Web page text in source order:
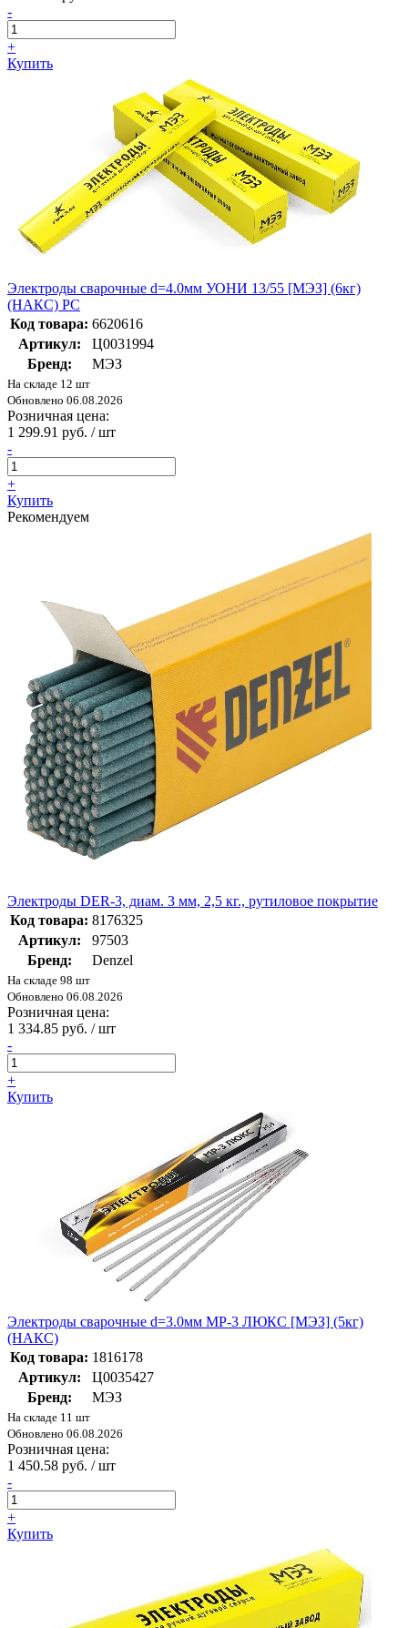
-
+
Купить
Электроды сварочные d=4.0мм УОНИ 13/55 [МЭЗ] (6кг)
(НАКС) РС
Код товара: 6620616
Артикул:
Ц0031994
Бренд:
МЭЗ
На складе 12 шт
Обновлено 06.08.2026
Розничная цена:
1 299.91 руб. / шт
-
+
Купить
Рекомендуем
Электроды DER-3, диам. 3 мм, 2,5 кг., рутиловое покрытие
Код товара: 8176325
Артикул:
97503
Бренд:
Denzel
На складе 98 шт
Обновлено 06.08.2026
Розничная цена:
1 334.85 руб. / шт
-
+
Купить
Электроды сварочные d=3.0мм МР-3 ЛЮКС [МЭЗ] (5кг)
(НАКС)
Код товара: 1816178
Артикул:
Ц0035427
Бренд:
МЭЗ
На складе 11 шт
Обновлено 06.08.2026
Розничная цена:
1 450.58 руб. / шт
-
+
Купить